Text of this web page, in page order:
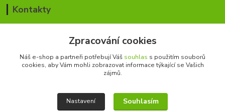
Kontakty
+420 776 168 366
cesky-rybar@seznam.cz
Zpracování cookies
Náš e-shop a partneři potřebují Váš souhlas s použitím souborů
cookies, aby Vám mohli zobrazovat informace týkající se Vašich
zájmů.
Nastavení Souhlasím